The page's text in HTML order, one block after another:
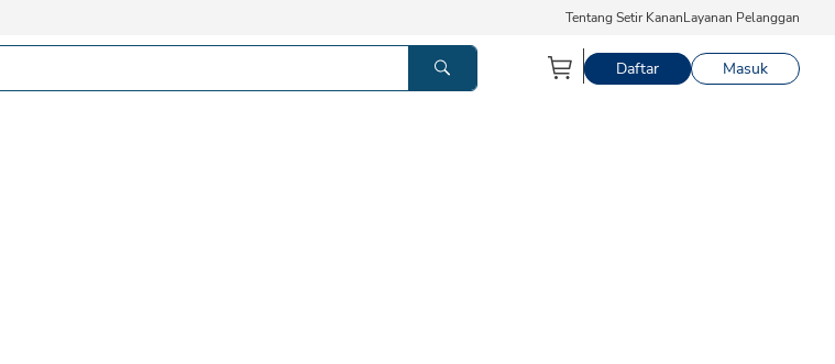
Tentang Setir KananLayanan Pelanggan
Daftar Masuk